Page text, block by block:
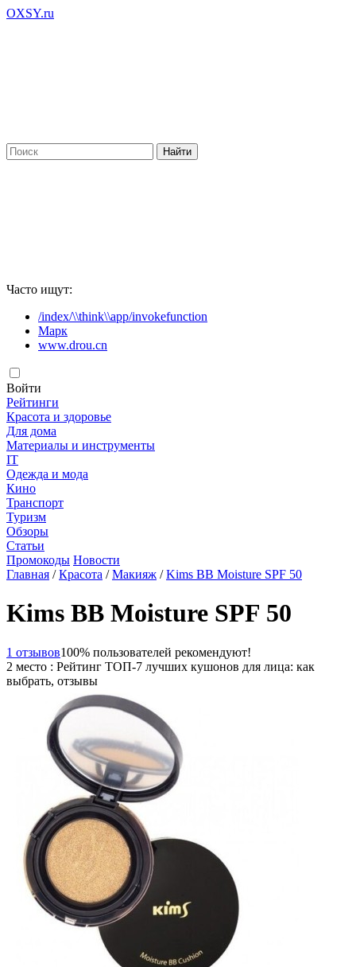
OXSY.ru
Часто ищут:
/index/\\think\\app/invokefunction
Марк
www.drou.cn
Войти
Рейтинги
Красота и здоровье
Для дома
Материалы и инструменты
IT
Одежда и мода
Кино
Транспорт
Туризм
Обзоры
Статьи
Промокоды Новости
Главная /Красота /Макияж /Kims BB Moisture SPF 50
Kims BB Moisture SPF 50
1 отзывов100% пользователей рекомендуют!
2 место : Рейтинг ТОП-7 лучших кушонов для лица: как
выбрать, отзывы